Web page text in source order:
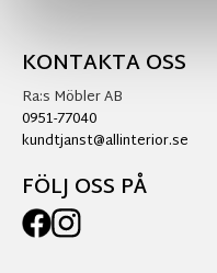
KONTAKTA OSS
Ra:s Möbler AB
0951-77040
kundtjanst@allinterior.se
FÖLJ OSS PÅ